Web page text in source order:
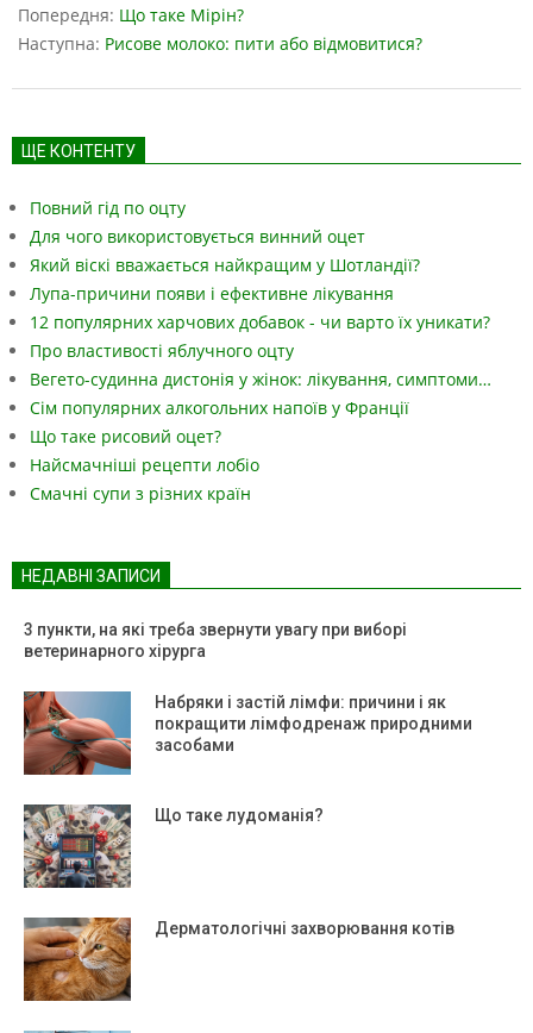
06-
13
Попередня: Що таке Мірін?
Наступна: Рисове молоко: пити або відмовитися?
ЩЕ КОНТЕНТУ
Повний гід по оцту
Для чого використовується винний оцет
Який віскі вважається найкращим у Шотландії?
Лупа-причини появи і ефективне лікування
12 популярних харчових добавок - чи варто їх уникати?
Про властивості яблучного оцту
Вегето-судинна дистонія у жінок: лікування, симптоми…
Сім популярних алкогольних напоїв у Франції
Що таке рисовий оцет?
Найсмачніші рецепти лобіо
Смачні супи з різних країн
НЕДАВНІ ЗАПИСИ
3 пункти, на які треба звернути увагу при виборі
ветеринарного хірурга
Набряки і застій лімфи: причини і як
покращити лімфодренаж природними
засобами
Що таке лудоманія?
Дерматологічні захворювання котів